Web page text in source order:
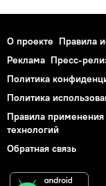
О проекте Правила
Реклама Пресс-
Политика
Политика
Правила
технологий
Обратная связь